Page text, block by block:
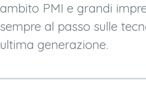
ambito PMI e grandi
sempre al passo sulle
ultima generazione.